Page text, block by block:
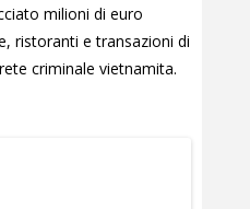
milioni di euro
ristoranti e transazioni di
criminale vietnamita.